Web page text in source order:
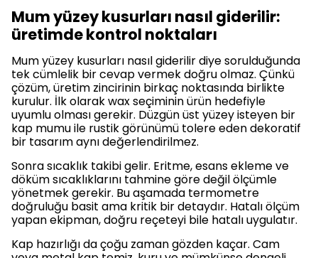
Mum yüzey kusurları nasıl giderilir:
üretimde kontrol noktaları
Mum yüzey kusurları nasıl giderilir diye sorulduğunda
tek cümlelik bir cevap vermek doğru olmaz. Çünkü
çözüm, üretim zincirinin birkaç noktasında birlikte
kurulur. İlk olarak wax seçiminin ürün hedefiyle
uyumlu olması gerekir. Düzgün üst yüzey isteyen bir
kap mumu ile rustik görünümü tolere eden dekoratif
bir tasarım aynı değerlendirilmez.
Sonra sıcaklık takibi gelir. Eritme, esans ekleme ve
döküm sıcaklıklarını tahmine göre değil ölçümle
yönetmek gerekir. Bu aşamada termometre
doğruluğu basit ama kritik bir detaydır. Hatalı ölçüm
yapan ekipman, doğru reçeteyi bile hatalı uygulatır.
Kap hazırlığı da çoğu zaman gözden kaçar. Cam